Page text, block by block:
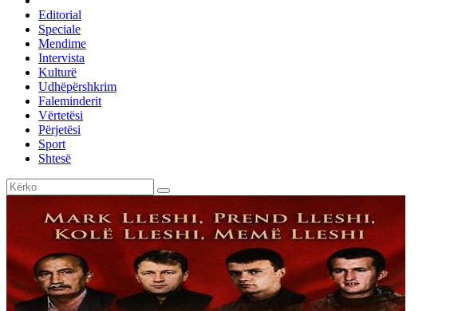
Editorial
Speciale
Mendime
Intervista
Kulturë
Udhëpërshkrim
Faleminderit
Vërtetësi
Përjetësi
Sport
Shtesë